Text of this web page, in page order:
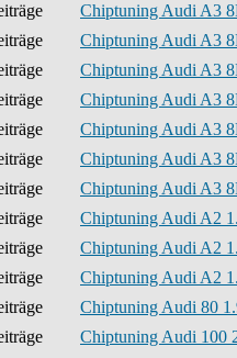
Chiptuning Audi A3
Chiptuning Audi A3
Chiptuning Audi A3
Chiptuning Audi A3
Chiptuning Audi A3
Chiptuning Audi A3
Chiptuning Audi A3
Chiptuning Audi A2
Chiptuning Audi A2
Chiptuning Audi A2
Chiptuning Audi 80
Chiptuning Audi 100